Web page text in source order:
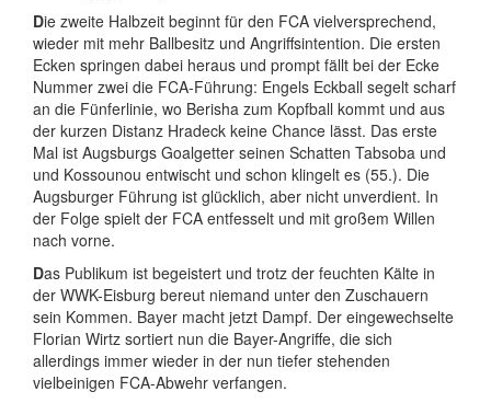
Die zweite Halbzeit beginnt für den FCA vielversprechend,
wieder mit mehr Ballbesitz und Angriffsintention. Die ersten
Ecken springen dabei heraus und prompt fällt bei der Ecke
Nummer zwei die FCA-Führung: Engels Eckball segelt scharf
an die Fünferlinie, wo Berisha zum Kopfball kommt und aus
der kurzen Distanz Hradeck keine Chance lässt. Das erste
Mal ist Augsburgs Goalgetter seinen Schatten Tabsoba und
und Kossounou entwischt und schon klingelt es (55.). Die
Augsburger Führung ist glücklich, aber nicht unverdient. In
der Folge spielt der FCA entfesselt und mit großem Willen
nach vorne.
Das Publikum ist begeistert und trotz der feuchten Kälte in
der WWK-Eisburg bereut niemand unter den Zuschauern
sein Kommen. Bayer macht jetzt Dampf. Der eingewechselte
Florian Wirtz sortiert nun die Bayer-Angriffe, die sich
allerdings immer wieder in der nun tiefer stehenden
vielbeinigen FCA-Abwehr verfangen.